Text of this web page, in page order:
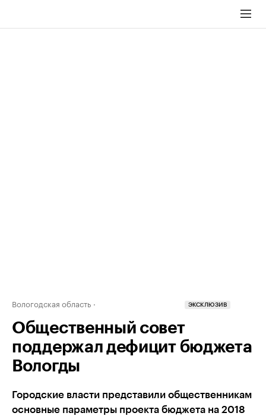
Вологодская область ЭКСКЛЮЗИВ
Общественный совет
поддержал дефицит бюджета
Вологды
Городские власти представили общественникам
основные параметры проекта бюджета на 2018